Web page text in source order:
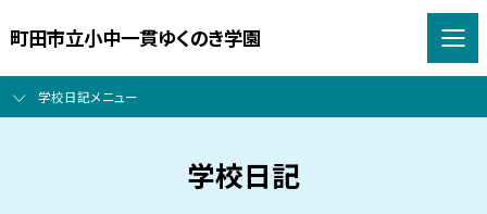
町田市立小中一貫ゆくのき学園
学校日記メニュー
学校日記